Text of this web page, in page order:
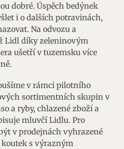
dobré. Úspěch bedýnek
i o dalších potravinách,
Na odvozu a
Lidl díky zeleninovým
ušetří v tuzemsku více
v rámci pilotního
sortimentních skupin v
a ryby, chlazené zboží a
mluvčí Lidlu. Pro
v prodejnách vyhrazené
s výrazným